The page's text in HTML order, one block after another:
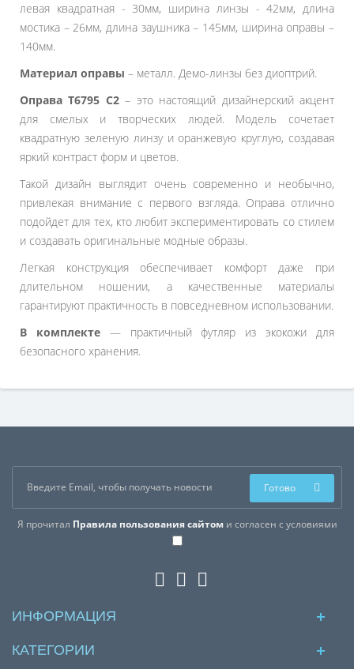
левая квадратная - 30мм, ширина линзы - 42мм, длина
мостика – 26мм, длина заушника – 145мм, ширина оправы –
140мм.
Материал оправы – металл. Демо-линзы без диоптрий.
Оправа T6795 C2– это настоящий дизайнерский акцент
для смелых и творческих людей. Модель сочетает
квадратную зеленую линзу и оранжевую круглую, создавая
яркий контраст форм и цветов.
Такой дизайн выглядит очень современно и необычно,
привлекая внимание с первого взгляда. Оправа отлично
подойдет для тех, кто любит экспериментировать со стилем
и создавать оригинальные модные образы.
Легкая конструкция обеспечивает комфорт даже при
длительном ношении, а качественные материалы
гарантируют практичность в повседневном использовании.
В комплекте — практичный футляр из экокожи для
безопасного хранения.
Я прочитал Правила пользования сайтоми согласен с условиями
Готово
ИНФОРМАЦИЯ
КАТЕГОРИИ